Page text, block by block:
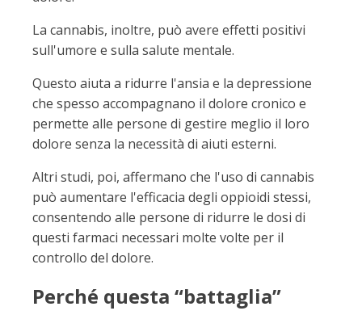
La cannabis, inoltre, può avere effetti positivi
sull'umore e sulla salute mentale.
Questo aiuta a ridurre l'ansia e la depressione
che spesso accompagnano il dolore cronico e
permette alle persone di gestire meglio il loro
dolore senza la necessità di aiuti esterni.
Altri studi, poi, affermano che l'uso di cannabis
può aumentare l'efficacia degli oppioidi stessi,
consentendo alle persone di ridurre le dosi di
questi farmaci necessari molte volte per il
controllo del dolore.
Perché questa “battaglia”